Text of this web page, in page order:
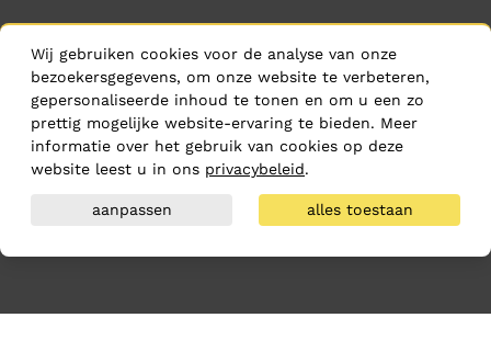
Wij gebruiken cookies voor de analyse van onze
bezoekersgegevens, om onze website te verbeteren,
gepersonaliseerde inhoud te tonen en om u een zo
prettig mogelijke website-ervaring te bieden. Meer
informatie over het gebruik van cookies op deze
website leest u in ons privacybeleid.
aanpassen alles toestaan